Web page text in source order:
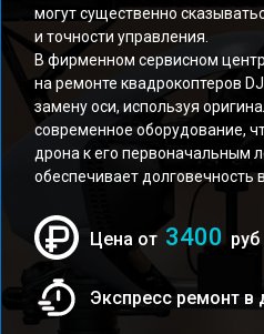
могут существенно
и точности управления.
В фирменном сервисном
на ремонте квадрокоптеров
замену оси, используя
современное оборудование,
дрона к его первоначальным
обеспечивает долговечность
Цена от 3400 руб
Экспресс ремонт в